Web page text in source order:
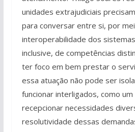
unidades extrajudiciais
para conversar entre si, por
interoperabilidade dos
inclusive, de competências
ter foco em bem prestar o
essa atuação não pode ser
funcionar interligados, como
recepcionar necessidades
resolutividade dessas